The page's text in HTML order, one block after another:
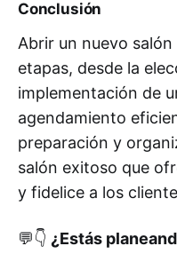
Conclusión
Abrir un nuevo
etapas, desde la
implementación de
agendamiento
preparación y
salón exitoso que
y fidelice a los
💬👇 ¿Estás